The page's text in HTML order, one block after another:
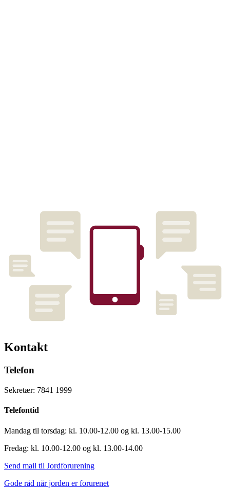
Kontakt
Telefon
Sekretær: 7841 1999
Telefontid
Mandag til torsdag: kl. 10.00-12.00 og kl. 13.00-15.00
Fredag: kl. 10.00-12.00 og kl. 13.00-14.00
Send mail til Jordforurening
Gode råd når jorden er forurenet